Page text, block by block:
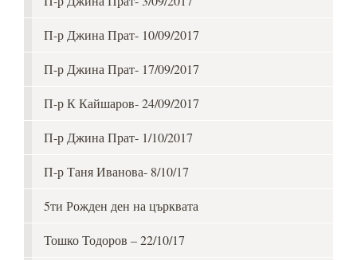
П-р Джина Прат- 10/09/2017
П-р Джина Прат- 17/09/2017
П-р К Кайшаров- 24/09/2017
П-р Джина Прат- 1/10/2017
П-р Таня Иванова- 8/10/17
5ти Рожден ден на църквата
Тошко Тодоров – 22/10/17